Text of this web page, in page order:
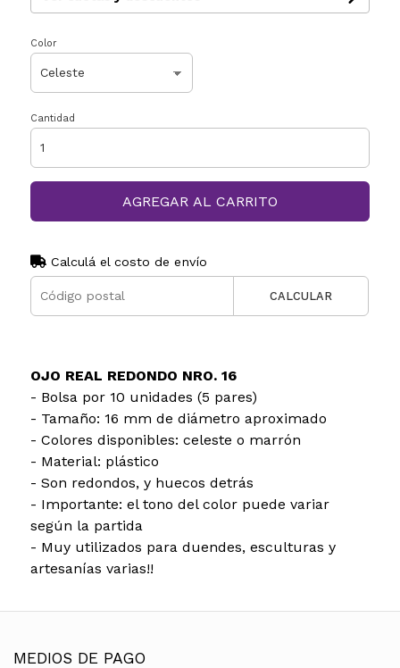
Color
Cantidad
AGREGAR AL CARRITO
Calculá el costo de envío
CALCULAR
OJO REAL REDONDO NRO. 16
- Bolsa por 10 unidades (5 pares)
- Tamaño: 16 mm de diámetro aproximado
- Colores disponibles: celeste o marrón
- Material: plástico
- Son redondos, y huecos detrás
- Importante: el tono del color puede variar
según la partida
- Muy utilizados para duendes, esculturas y
artesanías varias!!
MEDIOS DE PAGO